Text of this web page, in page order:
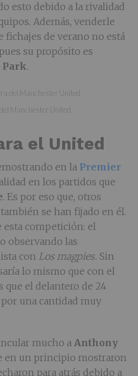
esto debido a la rivalidad
Además, venderle
fichajes de verano no está
su propósito es
Park.
Manchester United
el United
en la Premier
en los partidos que
. Es por eso que, otros
se han fijado en él.
esta competición: el
observando las
con Los magpies. Sin
lo mismo que con el
que el delantero de 24
una cantidad muy
mucho a Anthony
en un principio mostraron
para atrás debido a